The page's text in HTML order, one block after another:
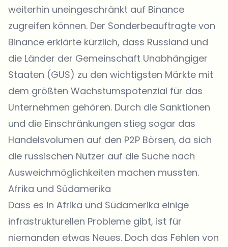
weiterhin uneingeschränkt auf Binance
zugreifen können. Der Sonderbeauftragte von
Binance erklärte kürzlich, dass Russland und
die Länder der Gemeinschaft Unabhängiger
Staaten (GUS) zu den wichtigsten Märkte mit
dem größten Wachstumspotenzial für das
Unternehmen gehören. Durch die Sanktionen
und die Einschränkungen stieg sogar das
Handelsvolumen auf den P2P Börsen, da sich
die russischen Nutzer auf die Suche nach
Ausweichmöglichkeiten machen mussten.
Afrika und Südamerika
Dass es in Afrika und Südamerika einige
infrastrukturellen Probleme gibt, ist für
niemanden etwas Neues. Doch das Fehlen von